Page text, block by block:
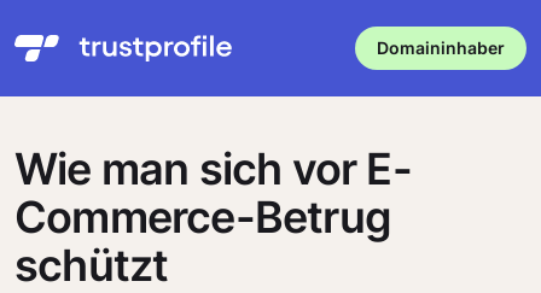
Domaininhaber
Wie man sich vor E-
Commerce-Betrug
schützt